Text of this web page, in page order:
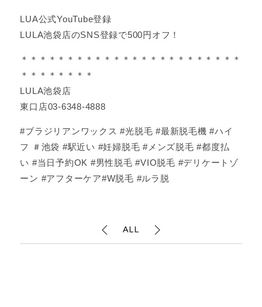
LUA公式YouTube登録
LULA池袋店のSNS登録で500円オフ！
＊＊＊＊＊＊＊＊＊＊＊＊＊＊＊＊＊＊＊＊＊＊＊＊
＊＊＊＊＊＊＊＊
LULA池袋店
東口店03-6348-4888
#ブラジリアンワックス #光脱毛 #最新脱毛機 #ハイ
フ ＃池袋 #駅近い #妊婦脱毛 #メンズ脱毛 #都度払
い #当日予約OK #男性脱毛 #VIO脱毛 #デリケートゾ
ーン #アフターケア#W脱毛 #ルラ脱
ALL